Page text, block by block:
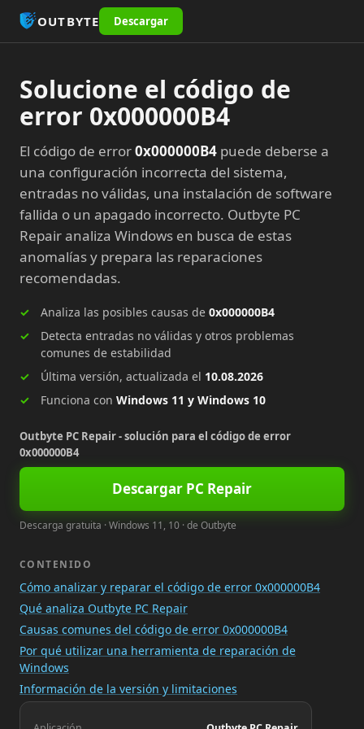
OUTBYTE Descargar
Solucione el código de
error 0x000000B4
El código de error0x000000B4 puede deberse a
una configuración incorrecta del sistema,
entradas no válidas, una instalación de software
fallida o un apagado incorrecto. Outbyte PC
Repair analiza Windows en busca de estas
anomalías y prepara las reparaciones
recomendadas.
Analiza las posibles causas de 0x000000B4
Detecta entradas no válidas y otros problemas
comunes de estabilidad
Última versión, actualizada el 10.08.2026
Funciona con Windows 11 y Windows 10
Outbyte PC Repair - solución para el código de error
0x000000B4
Descargar PC Repair
Descarga gratuita · Windows 11, 10 · de Outbyte
CONTENIDO
Cómo analizar y reparar el código de error 0x000000B4
Qué analiza Outbyte PC Repair
Causas comunes del código de error 0x000000B4
Por qué utilizar una herramienta de reparación de
Windows
Información de la versión y limitaciones